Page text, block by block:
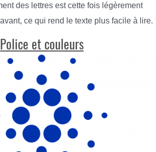
des lettres est cette fois légèrement
ce qui rend le texte plus facile à lire.
Police et couleurs